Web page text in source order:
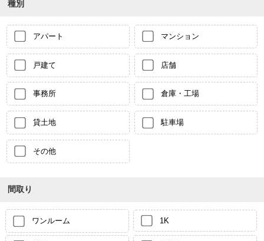
種別
アパート マンション
戸建て 店舗
事務所 倉庫・工場
貸土地 駐車場
その他
間取り
ワンルーム 1K